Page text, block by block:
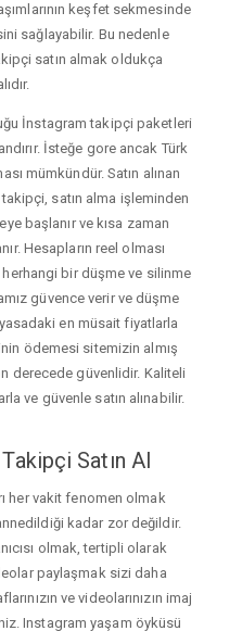
keşfet sekmesinde
sağlayabilir. Bu nedenle
satın almak oldukça
İnstagram takipçi paketleri
İsteğe gore ancak Türk
mümkündür. Satın alınan
satın alma işleminden
başlanır ve kısa zaman
Hesapların reel olması
bir düşme ve silinme
güvence verir ve düşme
en müsait fiyatlarla
ödemesi sitemizin almış
derecede güvenlidir. Kaliteli
ve güvenle satın alınabilir.
Satın Al
her vakit fenomen olmak
kadar zor değildir.
olmak, tertipli olarak
paylaşmak sizi daha
ve videolarınızın imaj
Instagram yaşam öyküsü